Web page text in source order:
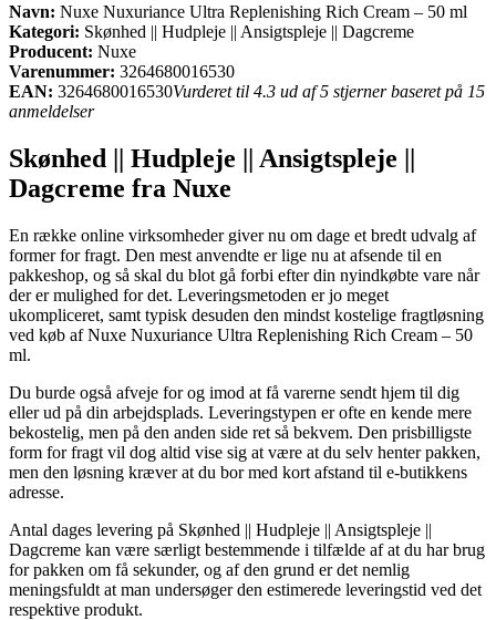
Navn: Nuxe Nuxuriance Ultra Replenishing Rich Cream – 50 ml
Kategori: Skønhed || Hudpleje || Ansigtspleje || Dagcreme
Producent: Nuxe
Varenummer: 3264680016530
EAN: 3264680016530Vurderet til 4.3 ud af 5 stjerner baseret på 15
anmeldelser
Skønhed || Hudpleje || Ansigtspleje ||
Dagcreme fra Nuxe
En række online virksomheder giver nu om dage et bredt udvalg af
former for fragt. Den mest anvendte er lige nu at afsende til en
pakkeshop, og så skal du blot gå forbi efter din nyindkøbte vare når
der er mulighed for det. Leveringsmetoden er jo meget
ukompliceret, samt typisk desuden den mindst kostelige fragtløsning
ved køb af Nuxe Nuxuriance Ultra Replenishing Rich Cream – 50
ml.
Du burde også afveje for og imod at få varerne sendt hjem til dig
eller ud på din arbejdsplads. Leveringstypen er ofte en kende mere
bekostelig, men på den anden side ret så bekvem. Den prisbilligste
form for fragt vil dog altid vise sig at være at du selv henter pakken,
men den løsning kræver at du bor med kort afstand til e-butikkens
adresse.
Antal dages levering på Skønhed || Hudpleje || Ansigtspleje ||
Dagcreme kan være særligt bestemmende i tilfælde af at du har brug
for pakken om få sekunder, og af den grund er det nemlig
meningsfuldt at man undersøger den estimerede leveringstid ved det
respektive produkt.